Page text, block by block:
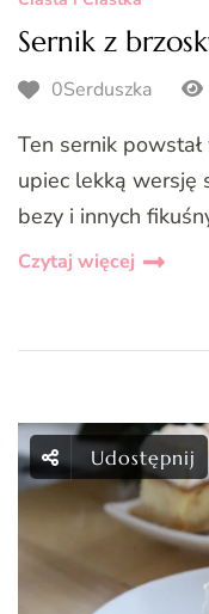
Sernik z
0Serduszka
Ten sernik
upiec lekką wersję
bezy i innych
Czytaj więcej
Udostępnij